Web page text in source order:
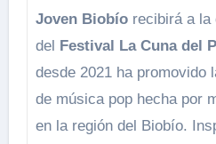
Joven Biobíorecibirá a la
del Festival La Cuna del
desde 2021 ha promovido
de música pop hecha por
en la región del Biobío.